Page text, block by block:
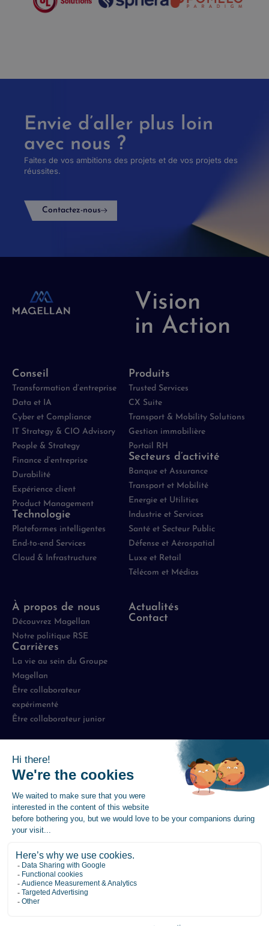
Envie d’aller plus loin
avec nous ?
Faites de vos ambitions des projets et de vos projets des
réussites.
Contactez-nous
Vision
in Action
Conseil
Transformation d’entreprise
Data et IA
Cyber et Compliance
IT Strategy & CIO Advisory
People & Strategy
Finance d’entreprise
Durabilité
Expérience client
Product Management
Technologie
Plateformes intelligentes
End-to-end Services
Cloud & Infrastructure
Produits
Trusted Services
CX Suite
Transport & Mobility Solutions
Gestion immobilière
Portail RH
Secteurs d’activité
Banque et Assurance
Transport et Mobilité
Energie et Utilities
Industrie et Services
Santé et Secteur Public
Défense et Aérospatial
Luxe et Retail
Télécom et Médias
À propos de nous
Découvrez Magellan
Notre politique RSE
Carrières
La vie au sein du Groupe
Magellan
Être collaborateur
expérimenté
Être collaborateur junior
Actualités
Contact
Mentions légales -Politique de protection des données
Politique de Gestion des Cookies
Accessibilité : partiellement conforme